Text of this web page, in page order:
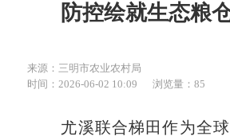
防控绘就生态粮
来源：三明市农业农村局
时间：2026-06-02 10:09
浏览量：85
尤溪联合梯田作为全球